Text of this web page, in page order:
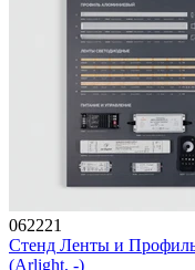
062221
Стенд Ленты и
(Arlight, -)